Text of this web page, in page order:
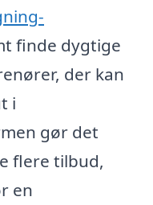
finde dygtige
der kan
i
gør det
flere tilbud,
en